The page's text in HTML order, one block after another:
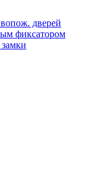
дверей
фиксатором